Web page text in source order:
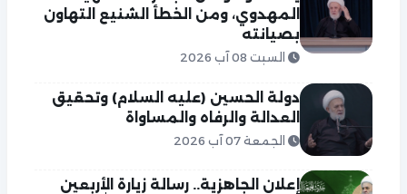
المهدوي، ومن الخطأ الشنيع التهاون
بصيانته
السبت 08 آب 2026
دولة الحسين (عليه السلام) وتحقيق
العدالة والرفاه والمساواة
الجمعة 07 آب 2026
إعلان الجاهزية.. رسالة زيارة الأربعين